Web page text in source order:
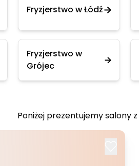
Fryzjerstwo w Łódź
Fryzjerstwo w
Grójec
Poniżej prezentujemy salony